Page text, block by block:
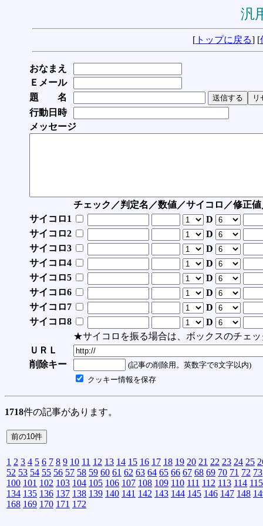
汎
[ トップに戻る] [
おなまえ
Ｅメール
題 名
行動日時
メッセージ
チェック／判定名／数値／サイコロ／修正
サイコロ1
D
サイコロ2
D
サイコロ3
D
サイコロ4
D
サイコロ5
D
サイコロ6
D
サイコロ7
D
サイコロ8
D
★サイコロを振る場合は、ボックスのチェッ
ＵＲＬ
削除キー
(記事の削除用。英数字で8文字以内)
クッキー情報を保存
1718件の記事があります。
1 2 3 4 5 6 7 8 9 10 11 12 13 14 15 16 17 18 19 20 21 22 23 24 25
52 53 54 55 56 57 58 59 60 61 62 63 64 65 66 67 68 69 70 71 72 73
100 101 102 103 104 105 106 107 108 109 110 111 112 113 114 115
134 135 136 137 138 139 140 141 142 143 144 145 146 147 148
168 169 170 171 172